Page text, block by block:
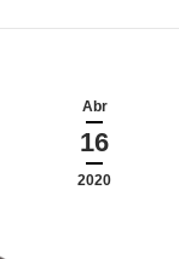
Abr
16
2020